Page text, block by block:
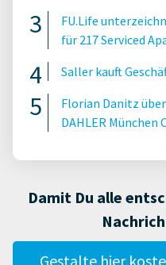
FU.Life
für 217 Serviced
Saller kauft
Florian Danitz
DAHLER München
Damit Du alle
Gestalte hier